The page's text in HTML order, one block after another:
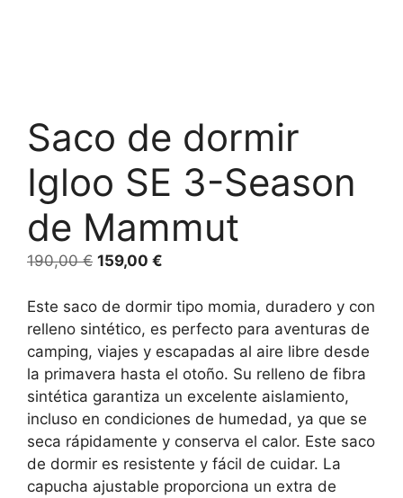
Saco de dormir
Igloo SE 3-Season
de Mammut
190,00€ 159,00 €
Este saco de dormir tipo momia, duradero y con
relleno sintético, es perfecto para aventuras de
camping, viajes y escapadas al aire libre desde
la primavera hasta el otoño. Su relleno de fibra
sintética garantiza un excelente aislamiento,
incluso en condiciones de humedad, ya que se
seca rápidamente y conserva el calor. Este saco
de dormir es resistente y fácil de cuidar. La
capucha ajustable proporciona un extra de